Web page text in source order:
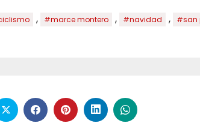
, #marce montero , #navidad , #san